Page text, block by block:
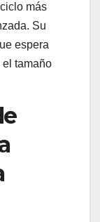
más
Su
espera
tamaño